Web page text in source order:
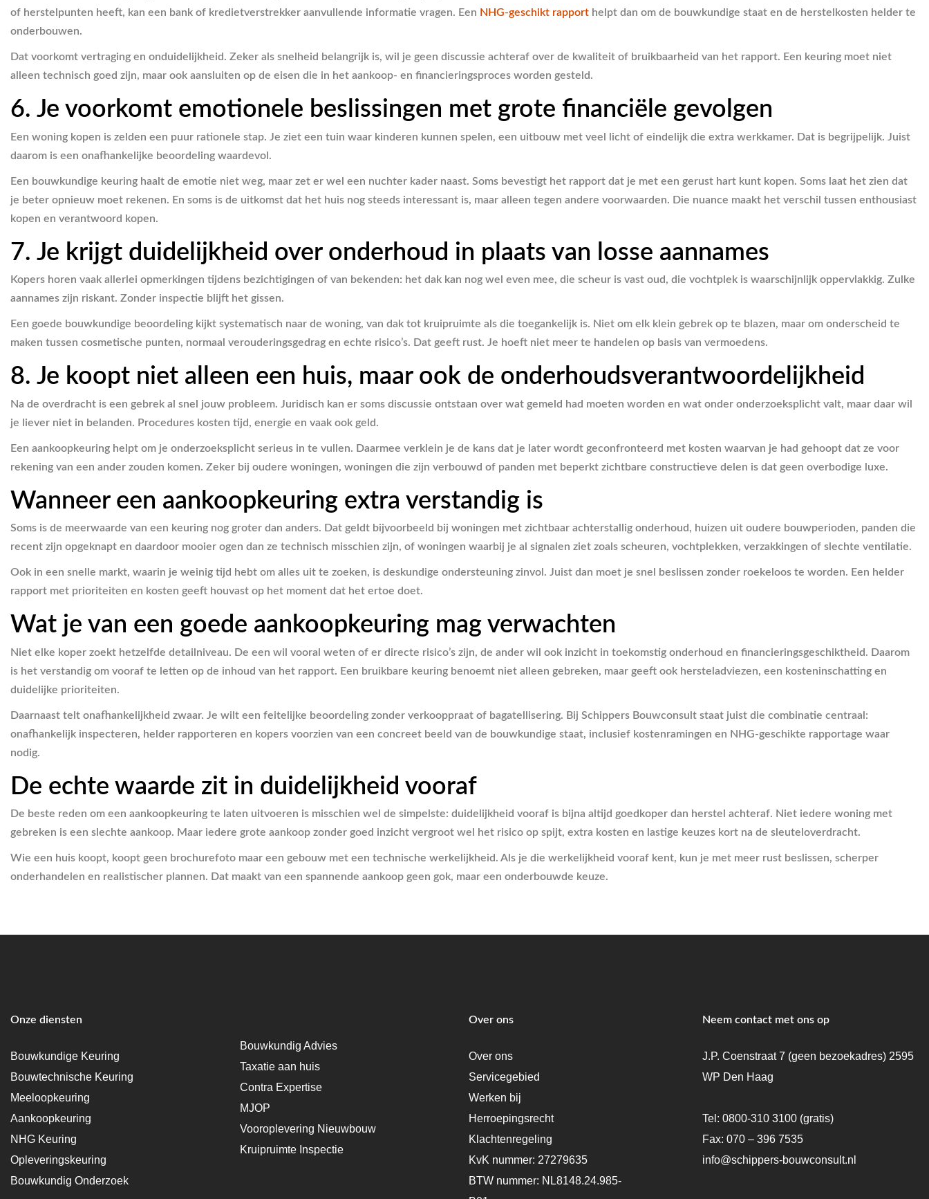
of herstelpunten heeft, kan een bank of kredietverstrekker aanvullende informatie vragen. Een NHG-geschikt rapport helpt dan om de bouwkundige staat en de herstelkosten helder te
onderbouwen.
Dat voorkomt vertraging en onduidelijkheid. Zeker als snelheid belangrijk is, wil je geen discussie achteraf over de kwaliteit of bruikbaarheid van het rapport. Een keuring moet niet
alleen technisch goed zijn, maar ook aansluiten op de eisen die in het aankoop- en financieringsproces worden gesteld.
6. Je voorkomt emotionele beslissingen met grote financiële gevolgen
Een woning kopen is zelden een puur rationele stap. Je ziet een tuin waar kinderen kunnen spelen, een uitbouw met veel licht of eindelijk die extra werkkamer. Dat is begrijpelijk. Juist
daarom is een onafhankelijke beoordeling waardevol.
Een bouwkundige keuring haalt de emotie niet weg, maar zet er wel een nuchter kader naast. Soms bevestigt het rapport dat je met een gerust hart kunt kopen. Soms laat het zien dat
je beter opnieuw moet rekenen. En soms is de uitkomst dat het huis nog steeds interessant is, maar alleen tegen andere voorwaarden. Die nuance maakt het verschil tussen enthousiast
kopen en verantwoord kopen.
7. Je krijgt duidelijkheid over onderhoud in plaats van losse aannames
Kopers horen vaak allerlei opmerkingen tijdens bezichtigingen of van bekenden: het dak kan nog wel even mee, die scheur is vast oud, die vochtplek is waarschijnlijk oppervlakkig. Zulke
aannames zijn riskant. Zonder inspectie blijft het gissen.
Een goede bouwkundige beoordeling kijkt systematisch naar de woning, van dak tot kruipruimte als die toegankelijk is. Niet om elk klein gebrek op te blazen, maar om onderscheid te
maken tussen cosmetische punten, normaal verouderingsgedrag en echte risico’s. Dat geeft rust. Je hoeft niet meer te handelen op basis van vermoedens.
8. Je koopt niet alleen een huis, maar ook de onderhoudsverantwoordelijkheid
Na de overdracht is een gebrek al snel jouw probleem. Juridisch kan er soms discussie ontstaan over wat gemeld had moeten worden en wat onder onderzoeksplicht valt, maar daar wil
je liever niet in belanden. Procedures kosten tijd, energie en vaak ook geld.
Een aankoopkeuring helpt om je onderzoeksplicht serieus in te vullen. Daarmee verklein je de kans dat je later wordt geconfronteerd met kosten waarvan je had gehoopt dat ze voor
rekening van een ander zouden komen. Zeker bij oudere woningen, woningen die zijn verbouwd of panden met beperkt zichtbare constructieve delen is dat geen overbodige luxe.
Wanneer een aankoopkeuring extra verstandig is
Soms is de meerwaarde van een keuring nog groter dan anders. Dat geldt bijvoorbeeld bij woningen met zichtbaar achterstallig onderhoud, huizen uit oudere bouwperioden, panden die
recent zijn opgeknapt en daardoor mooier ogen dan ze technisch misschien zijn, of woningen waarbij je al signalen ziet zoals scheuren, vochtplekken, verzakkingen of slechte ventilatie.
Ook in een snelle markt, waarin je weinig tijd hebt om alles uit te zoeken, is deskundige ondersteuning zinvol. Juist dan moet je snel beslissen zonder roekeloos te worden. Een helder
rapport met prioriteiten en kosten geeft houvast op het moment dat het ertoe doet.
Wat je van een goede aankoopkeuring mag verwachten
Niet elke koper zoekt hetzelfde detailniveau. De een wil vooral weten of er directe risico’s zijn, de ander wil ook inzicht in toekomstig onderhoud en financieringsgeschiktheid. Daarom
is het verstandig om vooraf te letten op de inhoud van het rapport. Een bruikbare keuring benoemt niet alleen gebreken, maar geeft ook hersteladviezen, een kosteninschatting en
duidelijke prioriteiten.
Daarnaast telt onafhankelijkheid zwaar. Je wilt een feitelijke beoordeling zonder verkooppraat of bagatellisering. Bij Schippers Bouwconsult staat juist die combinatie centraal:
onafhankelijk inspecteren, helder rapporteren en kopers voorzien van een concreet beeld van de bouwkundige staat, inclusief kostenramingen en NHG-geschikte rapportage waar
nodig.
De echte waarde zit in duidelijkheid vooraf
De beste reden om een aankoopkeuring te laten uitvoeren is misschien wel de simpelste: duidelijkheid vooraf is bijna altijd goedkoper dan herstel achteraf. Niet iedere woning met
gebreken is een slechte aankoop. Maar iedere grote aankoop zonder goed inzicht vergroot wel het risico op spijt, extra kosten en lastige keuzes kort na de sleuteloverdracht.
Wie een huis koopt, koopt geen brochurefoto maar een gebouw met een technische werkelijkheid. Als je die werkelijkheid vooraf kent, kun je met meer rust beslissen, scherper
onderhandelen en realistischer plannen. Dat maakt van een spannende aankoop geen gok, maar een onderbouwde keuze.
Onze diensten
Bouwkundige Keuring
Bouwtechnische Keuring
Meeloopkeuring
Aankoopkeuring
NHG Keuring
Opleveringskeuring
Bouwkundig Onderzoek
Bouwkundig Advies
Taxatie aan huis
Contra Expertise
MJOP
Vooroplevering Nieuwbouw
Kruipruimte Inspectie
Over ons
Over ons
Servicegebied
Werken bij
Herroepingsrecht
Klachtenregeling
KvK nummer: 27279635
BTW nummer: NL8148.24.985-
Neem contact met ons op
J.P. Coenstraat 7 (geen bezoekadres) 2595
WP Den Haag
Tel: 0800-310 3100(gratis)
Fax: 070 – 396 7535
info@schippers-bouwconsult.nl